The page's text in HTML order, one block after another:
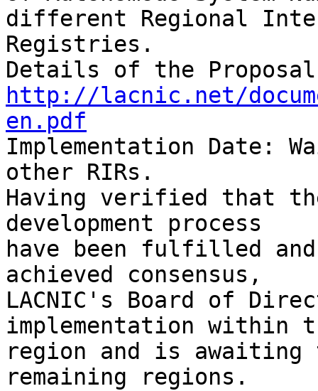
different Regional
Registries.
http://lacnic.net/
en.pdf
Implementation Date:
other RIRs.
Having verified that
development process
have been fulfilled
achieved consensus,
LACNIC's Board of
implementation within
region and is
remaining regions.